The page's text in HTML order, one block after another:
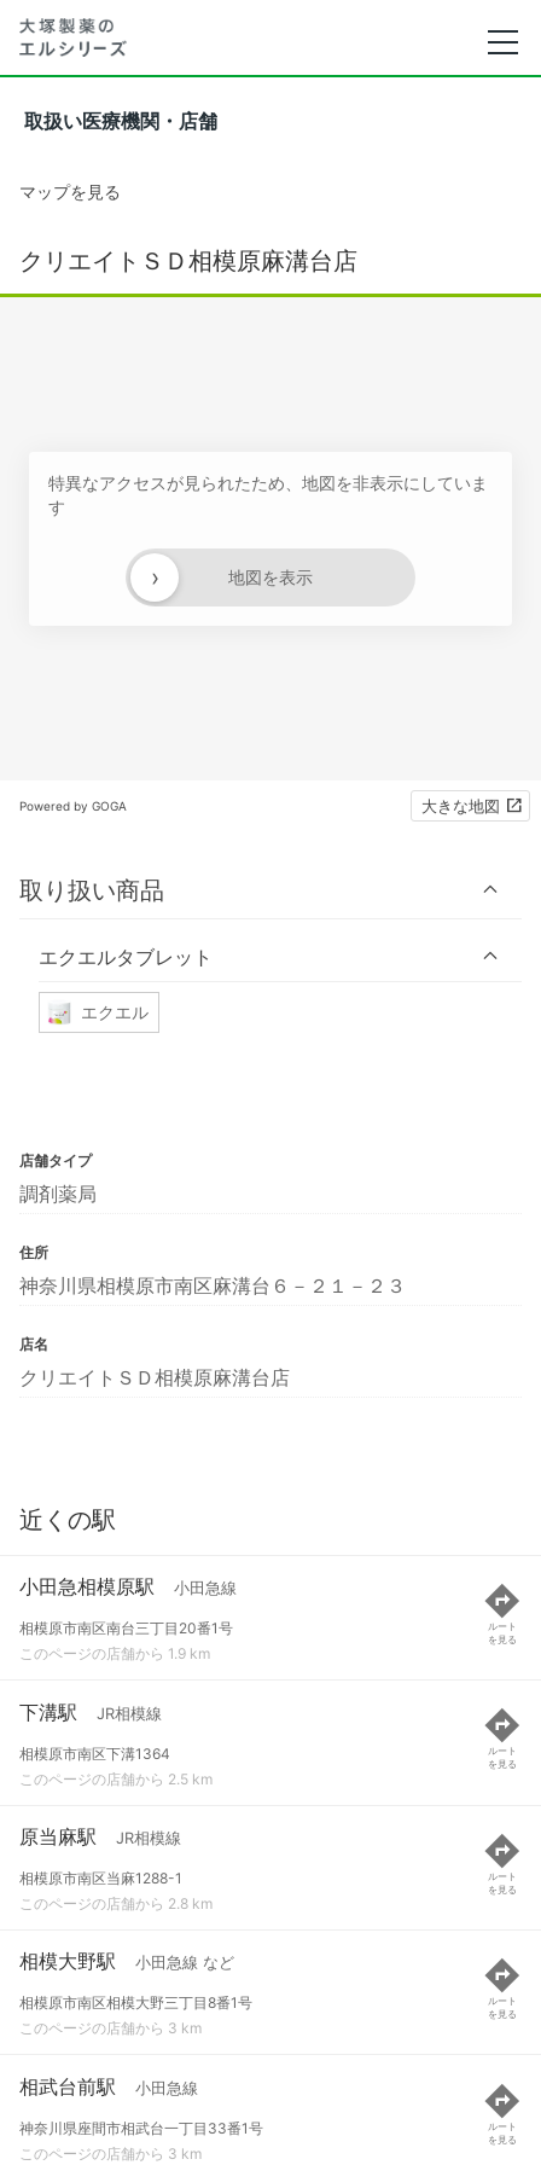
取扱い医療機関・店舗
マップを見る
クリエイトＳＤ相模原麻溝台店
特異なアクセスが見られたため、地図を非表示にしていま
す
地図を表示
›
Powered by GOGA 大きな地図
取り扱い商品
エクエルタブレット
エクエル
店舗タイプ
調剤薬局
住所
神奈川県相模原市南区麻溝台６－２１－２３
店名
クリエイトＳＤ相模原麻溝台店
近くの駅
小田急相模原駅 小田急線
相模原市南区南台三丁目20番1号
このページの店舗から 1.9 km
ルート
を見る
下溝駅 JR相模線
相模原市南区下溝1364
このページの店舗から 2.5 km
ルート
を見る
原当麻駅 JR相模線
相模原市南区当麻1288-1
このページの店舗から 2.8 km
ルート
を見る
相模大野駅 小田急線 など
相模原市南区相模大野三丁目8番1号
このページの店舗から 3 km
ルート
を見る
相武台前駅 小田急線
神奈川県座間市相武台一丁目33番1号
このページの店舗から 3 km
ルート
を見る